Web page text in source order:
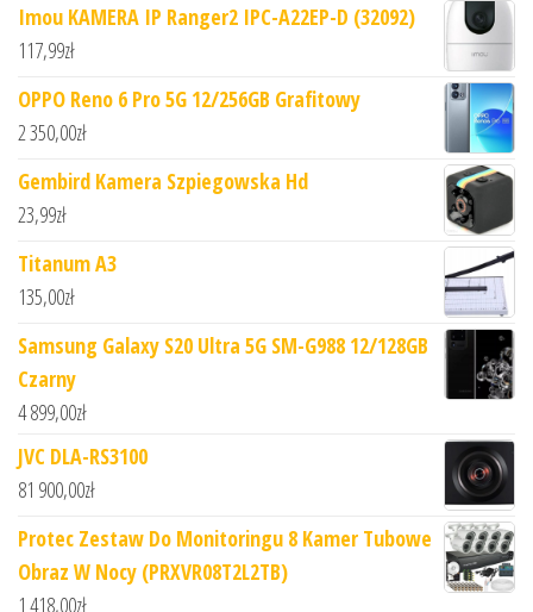
Imou KAMERA IP Ranger2 IPC-A22EP-D (32092)
117,99zł
OPPO Reno 6 Pro 5G 12/256GB Grafitowy
2 350,00zł
Gembird Kamera Szpiegowska Hd
23,99zł
Titanum A3
135,00zł
Samsung Galaxy S20 Ultra 5G SM-G988 12/128GB
Czarny
4 899,00zł
JVC DLA-RS3100
81 900,00zł
Protec Zestaw Do Monitoringu 8 Kamer Tubowe
Obraz W Nocy (PRXVR08T2L2TB)
1 418,00zł